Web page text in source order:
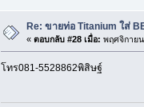
Re: ขายท่อ Titanium ใส่
« ตอบกลับ #28 เมื่อ: พฤศจิกาย
โทร081-5528862พิสิษฐ์